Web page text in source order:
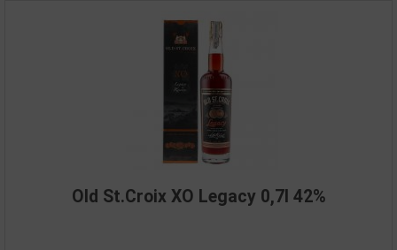
Old St.Croix XO Legacy 0,7l 42%